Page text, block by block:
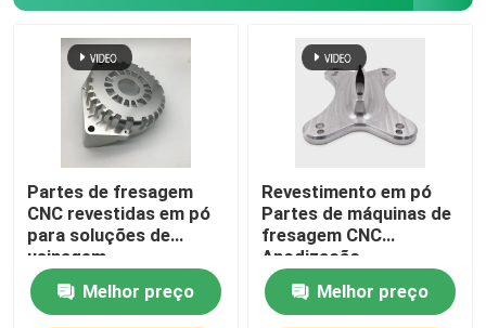
Partes de fresagem
CNC revestidas em pó
para soluções de
usinagem
Melhor preço
Revestimento em pó
Partes de máquinas de
fresagem CNC
Anodização
Melhor preço